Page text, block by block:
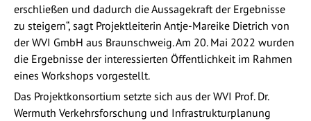
erschließen und dadurch die Aussagekraft der Ergebnisse
zu steigern“, sagt Projektleiterin Antje-Mareike Dietrich von
der WVI GmbH aus Braunschweig. Am 20. Mai 2022 wurden
die Ergebnisse der interessierten Öffentlichkeit im Rahmen
eines Workshops vorgestellt.
Das Projektkonsortium setzte sich aus der WVI Prof. Dr.
Wermuth Verkehrsforschung und Infrastrukturplanung